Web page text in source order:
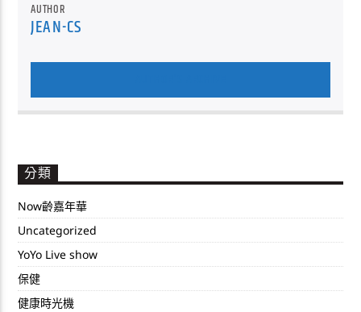
AUTHOR
JEAN-CS
分類
Now齡嘉年華
Uncategorized
YoYo Live show
保健
健康時光機